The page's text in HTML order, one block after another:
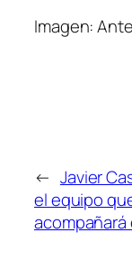
Imagen:
← Javier
el equipo
acompañará